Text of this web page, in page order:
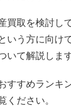
買取を検討し
いう方に向け
いて解説します
すすめランキ
ください。